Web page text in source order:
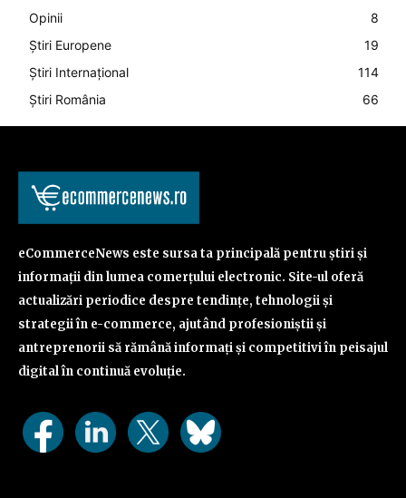
Opinii
8
Știri Europene
19
Știri Internațional
114
Știri România
66
eCommerceNews este sursa ta principală pentru știri și
informații din lumea comerțului electronic. Site-ul oferă
actualizări periodice despre tendințe, tehnologii și
strategii în e-commerce, ajutând profesioniștii și
antreprenorii să rămână informați și competitivi în peisajul
digital în continuă evoluție.